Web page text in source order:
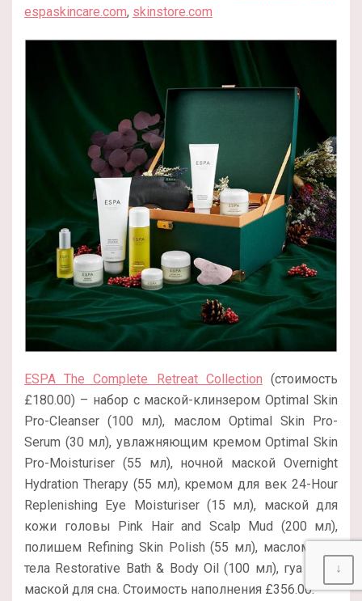
espaskincare.com, skinstore.com
ESPA The Complete Retreat Collection (стоимость
£180.00) – набор с маской-клинзером Optimal Skin
Pro-Cleanser (100 мл), маслом Optimal Skin Pro-
Serum (30 мл), увлажняющим кремом Optimal Skin
Pro-Moisturiser (55 мл), ночной маской Overnight
Hydration Therapy (55 мл), кремом для век 24-Hour
Replenishing Eye Moisturiser (15 мл), маской для
кожи головы Pink Hair and Scalp Mud (200 мл),
полишем Refining Skin Polish (55 мл), маслом для
тела Restorative Bath & Body Oil (100 мл), гуа ша и
маской для сна. Стоимость наполнения £356.00.
↓